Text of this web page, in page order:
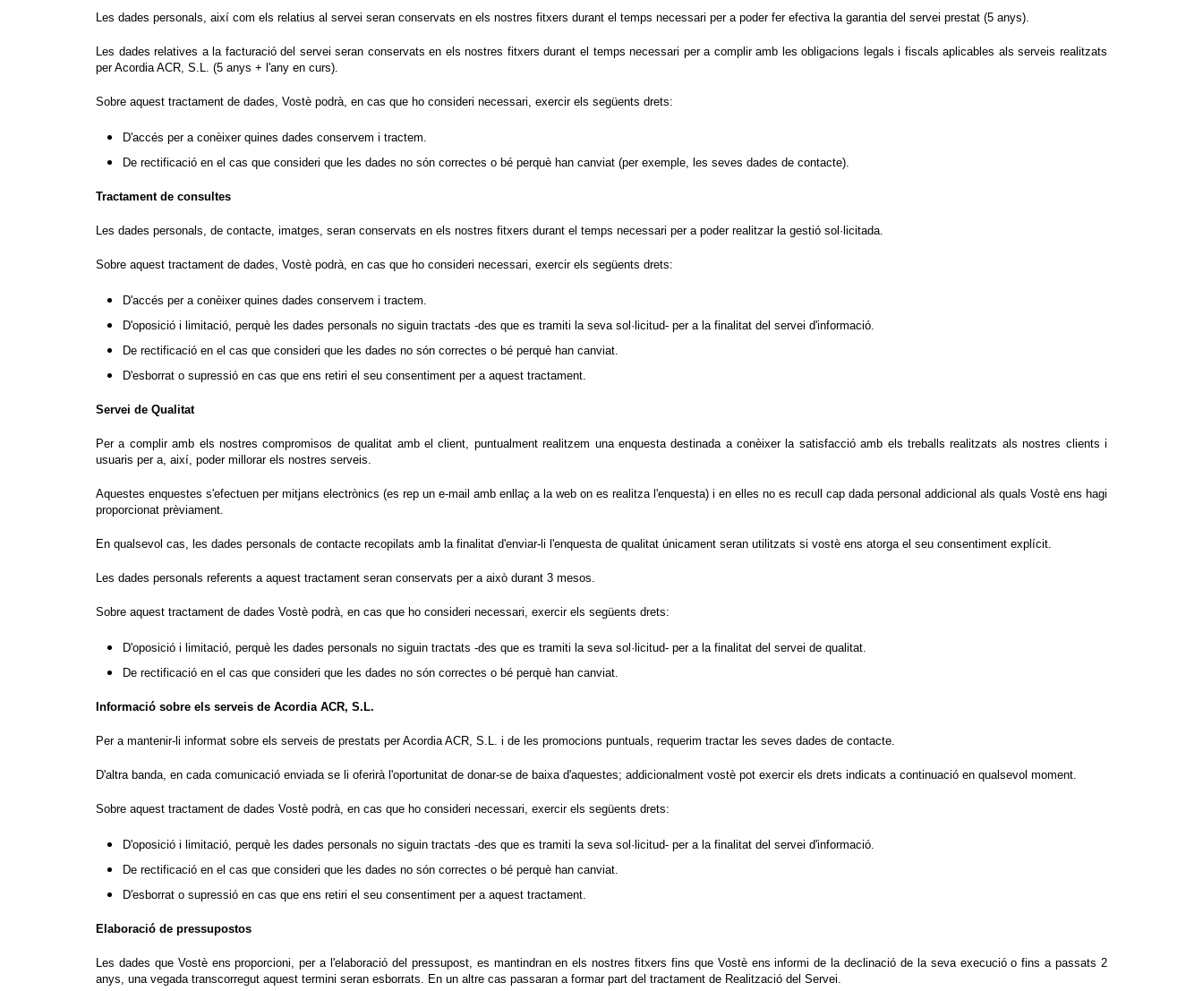
Les dades personals, així com els relatius al servei seran conservats en els nostres fitxers durant el temps necessari per a poder fer efectiva la garantia del servei prestat (5 anys).
Les dades relatives a la facturació del servei seran conservats en els nostres fitxers durant el temps necessari per a complir amb les obligacions legals i fiscals aplicables als serveis realitzats
per Acordia ACR, S.L. (5 anys + l'any en curs).
Sobre aquest tractament de dades, Vostè podrà, en cas que ho consideri necessari, exercir els següents drets:
D'accés per a conèixer quines dades conservem i tractem.
De rectificació en el cas que consideri que les dades no són correctes o bé perquè han canviat (per exemple, les seves dades de contacte).
Tractament de consultes
Les dades personals, de contacte, imatges, seran conservats en els nostres fitxers durant el temps necessari per a poder realitzar la gestió sol·licitada.
Sobre aquest tractament de dades, Vostè podrà, en cas que ho consideri necessari, exercir els següents drets:
D'accés per a conèixer quines dades conservem i tractem.
D'oposició i limitació, perquè les dades personals no siguin tractats -des que es tramiti la seva sol·licitud- per a la finalitat del servei d'informació.
De rectificació en el cas que consideri que les dades no són correctes o bé perquè han canviat.
D'esborrat o supressió en cas que ens retiri el seu consentiment per a aquest tractament.
Servei de Qualitat
Per a complir amb els nostres compromisos de qualitat amb el client, puntualment realitzem una enquesta destinada a conèixer la satisfacció amb els treballs realitzats als nostres clients i
usuaris per a, així, poder millorar els nostres serveis.
Aquestes enquestes s'efectuen per mitjans electrònics (es rep un e-mail amb enllaç a la web on es realitza l'enquesta) i en elles no es recull cap dada personal addicional als quals Vostè ens hagi
proporcionat prèviament.
En qualsevol cas, les dades personals de contacte recopilats amb la finalitat d'enviar-li l'enquesta de qualitat únicament seran utilitzats si vostè ens atorga el seu consentiment explícit.
Les dades personals referents a aquest tractament seran conservats per a això durant 3 mesos.
Sobre aquest tractament de dades Vostè podrà, en cas que ho consideri necessari, exercir els següents drets:
D'oposició i limitació, perquè les dades personals no siguin tractats -des que es tramiti la seva sol·licitud- per a la finalitat del servei de qualitat.
De rectificació en el cas que consideri que les dades no són correctes o bé perquè han canviat.
Informació sobre els serveis de Acordia ACR, S.L.
Per a mantenir-li informat sobre els serveis de prestats per Acordia ACR, S.L. i de les promocions puntuals, requerim tractar les seves dades de contacte.
D'altra banda, en cada comunicació enviada se li oferirà l'oportunitat de donar-se de baixa d'aquestes; addicionalment vostè pot exercir els drets indicats a continuació en qualsevol moment.
Sobre aquest tractament de dades Vostè podrà, en cas que ho consideri necessari, exercir els següents drets:
D'oposició i limitació, perquè les dades personals no siguin tractats -des que es tramiti la seva sol·licitud- per a la finalitat del servei d'informació.
De rectificació en el cas que consideri que les dades no són correctes o bé perquè han canviat.
D'esborrat o supressió en cas que ens retiri el seu consentiment per a aquest tractament.
Elaboració de pressupostos
Les dades que Vostè ens proporcioni, per a l'elaboració del pressupost, es mantindran en els nostres fitxers fins que Vostè ens informi de la declinació de la seva execució o fins a passats 2
anys, una vegada transcorregut aquest termini seran esborrats. En un altre cas passaran a formar part del tractament de Realització del Servei.